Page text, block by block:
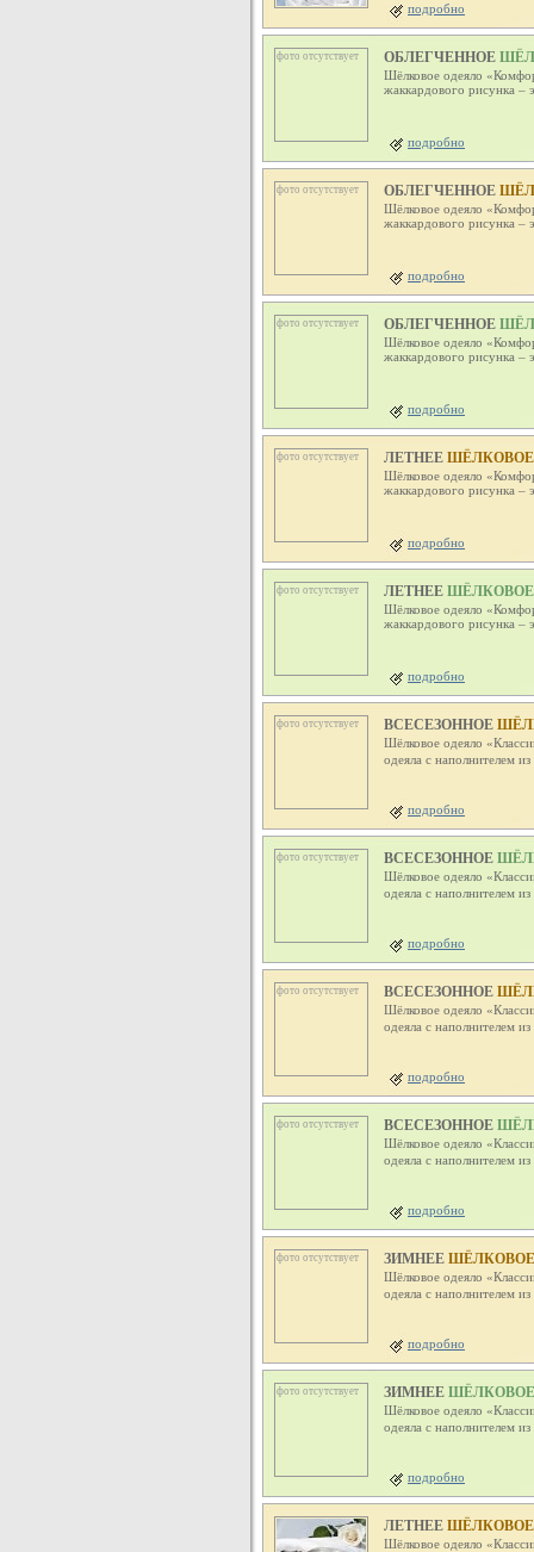
подробно
фото отсутствует ОБЛЕГЧЕННОЕ
Шёлковое одеяло
жаккардового рисунка –
подробно
фото отсутствует ОБЛЕГЧЕННОЕ
Шёлковое одеяло
жаккардового рисунка –
подробно
фото отсутствует ОБЛЕГЧЕННОЕ
Шёлковое одеяло
жаккардового рисунка –
подробно
фото отсутствует ЛЕТНЕЕШЁЛКОВОЕ
Шёлковое одеяло
жаккардового рисунка –
подробно
фото отсутствует ЛЕТНЕЕШЁЛКОВОЕ
Шёлковое одеяло
жаккардового рисунка –
подробно
фото отсутствует ВСЕСЕЗОННОЕ
Шёлковое одеяло
одеяла с наполнителем
подробно
фото отсутствует ВСЕСЕЗОННОЕ
Шёлковое одеяло
одеяла с наполнителем
подробно
фото отсутствует ВСЕСЕЗОННОЕ
Шёлковое одеяло
одеяла с наполнителем
подробно
фото отсутствует ВСЕСЕЗОННОЕ
Шёлковое одеяло
одеяла с наполнителем
подробно
фото отсутствует ЗИМНЕЕШЁЛКОВОЕ
Шёлковое одеяло
одеяла с наполнителем
подробно
фото отсутствует ЗИМНЕЕШЁЛКОВОЕ
Шёлковое одеяло
одеяла с наполнителем
подробно
ЛЕТНЕЕШЁЛКОВОЕ
Шёлковое одеяло